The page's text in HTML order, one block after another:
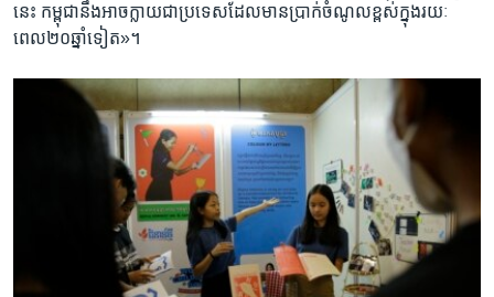
នេះ កម្ពុជា​នឹង​អាច​ក្លាយ​ជា​ប្រទេស​ដែល​មាន​ប្រាក់​ចំណូល​ខ្ពស់​ក្នុង​រយៈ​
ពេល​២០​ឆ្នាំ​ទៀត»។